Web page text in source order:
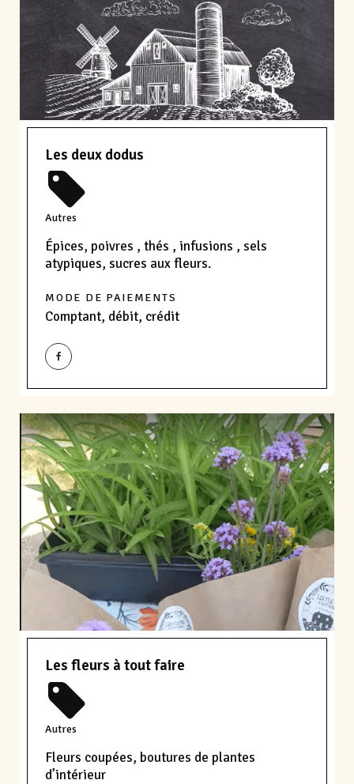
Les deux dodus
Autres
Épices, poivres , thés , infusions , sels
atypiques, sucres aux fleurs.
MODE DE PAIEMENTS
Comptant, débit, crédit
Les fleurs à tout faire
Autres
Fleurs coupées, boutures de plantes
d’intérieur